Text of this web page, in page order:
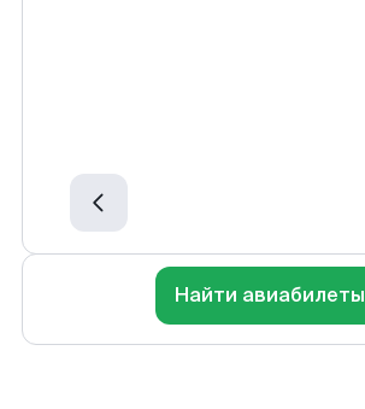
Найти авиабилеты